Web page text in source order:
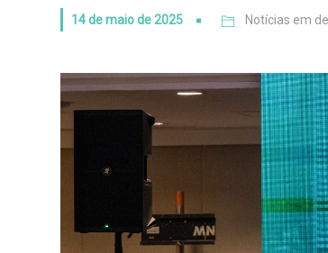
14 de maio de 2025 Notícias em